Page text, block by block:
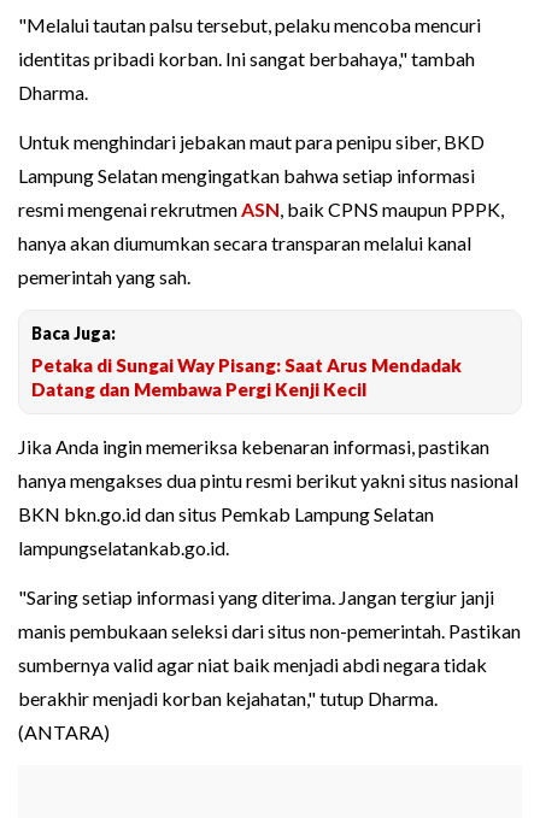
"Melalui tautan palsu tersebut, pelaku mencoba mencuri
identitas pribadi korban. Ini sangat berbahaya," tambah
Dharma.
Untuk menghindari jebakan maut para penipu siber, BKD
Lampung Selatan mengingatkan bahwa setiap informasi
resmi mengenai rekrutmenASN, baik CPNS maupun PPPK,
hanya akan diumumkan secara transparan melalui kanal
pemerintah yang sah.
Baca Juga:
Petaka di Sungai Way Pisang: Saat Arus Mendadak
Datang dan Membawa Pergi Kenji Kecil
Jika Anda ingin memeriksa kebenaran informasi, pastikan
hanya mengakses dua pintu resmi berikut yakni situs nasional
BKN bkn.go.id dan situs Pemkab Lampung Selatan
lampungselatankab.go.id.
"Saring setiap informasi yang diterima. Jangan tergiur janji
manis pembukaan seleksi dari situs non-pemerintah. Pastikan
sumbernya valid agar niat baik menjadi abdi negara tidak
berakhir menjadi korban kejahatan," tutup Dharma.
(ANTARA)